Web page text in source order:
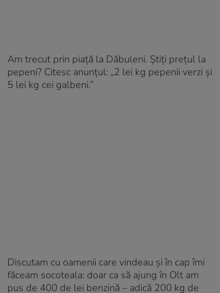
Am trecut prin piață la Dăbuleni. Știți prețul la
pepeni? Citesc anunțul: „2 lei kg pepenii verzi și
5 lei kg cei galbeni.”
Discutam cu oamenii care vindeau și în cap îmi
făceam socoteala: doar ca să ajung în Olt am
pus de 400 de lei benzină – adică 200 kg de